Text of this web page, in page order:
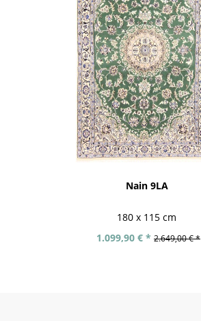
Nain 9LA
180 x 115 cm
1.099,90 € * 2.649,00 € *